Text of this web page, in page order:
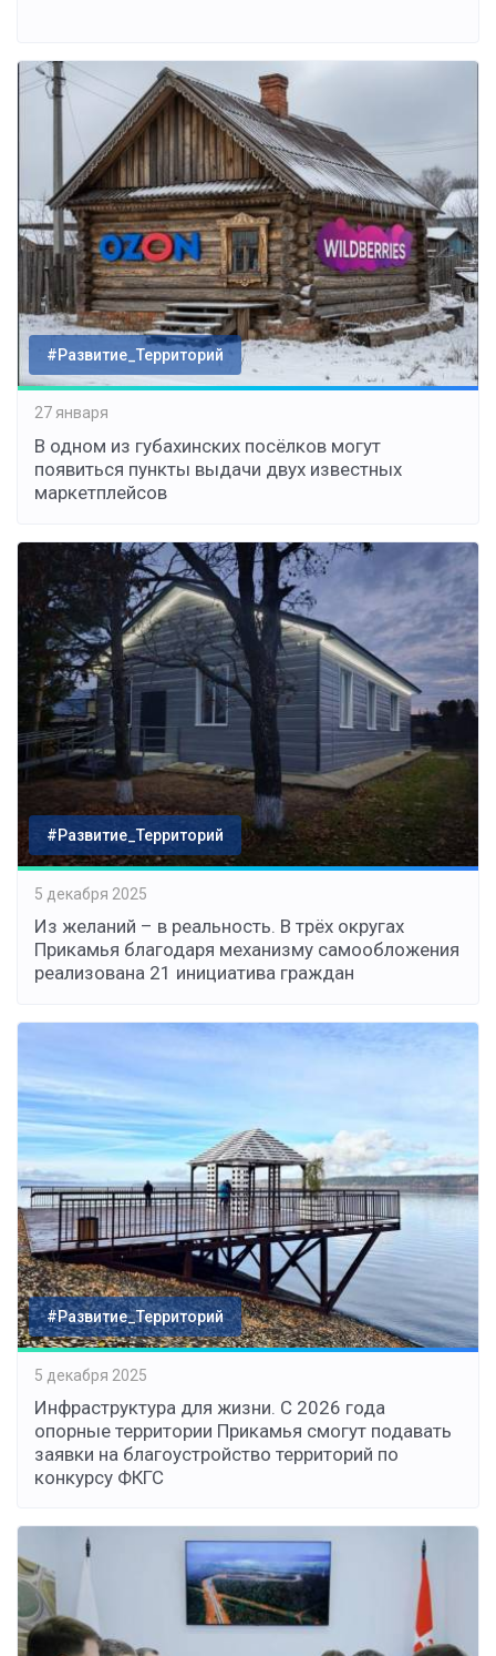
#Развитие_Территорий
27 января
В одном из губахинских посёлков могут
появиться пункты выдачи двух известных
маркетплейсов
#Развитие_Территорий
5 декабря 2025
Из желаний – в реальность. В трёх округах
Прикамья благодаря механизму самообложения
реализована 21 инициатива граждан
#Развитие_Территорий
5 декабря 2025
Инфраструктура для жизни. С 2026 года
опорные территории Прикамья смогут подавать
заявки на благоустройство территорий по
конкурсу ФКГС